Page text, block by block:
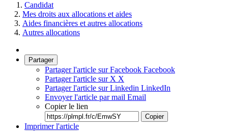
Candidat
Mes droits aux allocations et aides
Aides financières et autres allocations
Autres allocations
Partager
Partager l'article sur Facebook Facebook
Partager l'article sur X X
Partager l'article sur Linkedin LinkedIn
Envoyer l'article par mail Email
Copier le lien
Copier
Imprimer l'article